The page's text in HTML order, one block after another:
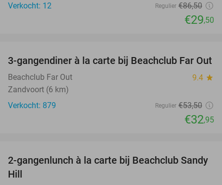
Verkocht: 12
Regulier €86,50
€29,50
38%
3-gangendiner à la carte bij Beachclub Far Out
Beachclub Far Out 9.4 star
Zandvoort (6 km)
Verkocht: 879
Regulier €53,50
€32,95
49%
2-gangenlunch à la carte bij Beachclub Sandy
Hill